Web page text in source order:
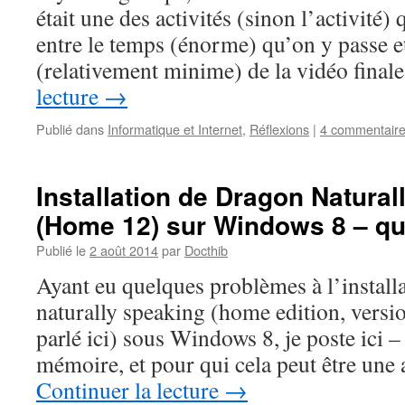
était une des activités (sinon l’activité)
entre le temps (énorme) qu’on y passe
(relativement minime) de la vidéo
lecture →
Publié dans Informatique et Internet, Réflexions | 4
Installation de Dragon
(Home 12) sur Windows 8 –
Publié le2 août 2014par Docthib
Ayant eu quelques problèmes à
naturally speaking (home edition,
parlé ici) sous Windows 8, je poste ici
mémoire, et pour qui cela peut être
Continuer la lecture →